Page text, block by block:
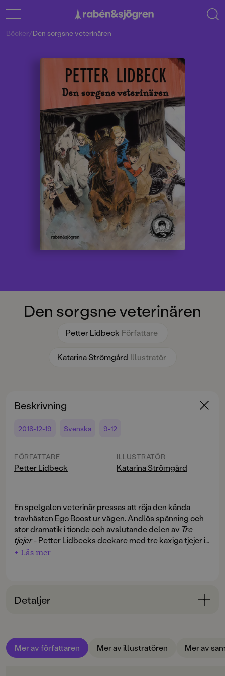
Den sorgsne veterinären
Petter Lidbeck Författare
Katarina Strömgård Illustratör
Böcker/Den sorgsne veterinären
Beskrivning
2018-12-19 Svenska 9-12
FÖRFATTARE
Petter Lidbeck
ILLUSTRATÖR
Katarina Strömgård
En spelgalen veterinär pressas att röja den kända
travhästen Ego Boost ur vägen. Andlös spänning och
stor dramatik i tionde och avslutande delen av Tre
tjejer- Petter Lidbecks deckare med tre kaxiga tjejer i
huvudrollen.
Han har slösat bort allt han äger och har och är helt i
klorna på skummisar i travbranschen. När de tre
nytt.
+ Läs mer
Detaljer
ÅLDERSGRUPP
9-12
Mer av författaren Mer av illustratören Mer av